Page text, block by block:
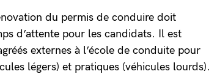
du permis de conduire doit
d’attente pour les candidats. Il est
externes à l’école de conduite pour
légers) et pratiques (véhicules lourds).